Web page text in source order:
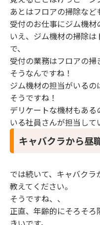
あとはフロアの掃除など
受付のお仕事にジム機材
いえ、ジム機材の掃除
で、
受付の業務はフロアの掃
そうなんですね！
ジム機材の担当がいるの
そうですね！
デリケートな機材もあ
いる社員さんが担当して
キャバクラから昼
では続いて、キャバクラ
教えてください。
そうですね、、
正直、年齢的にそろそ